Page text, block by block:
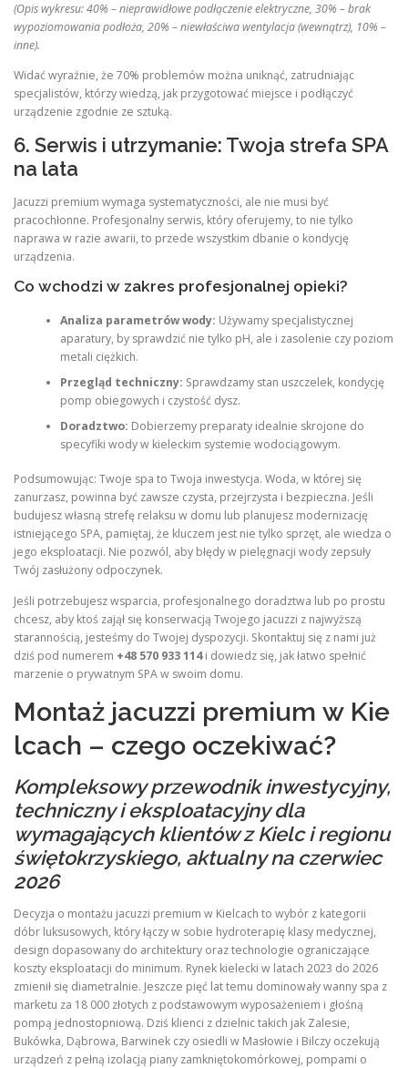
(Opis wykresu: 40% – nieprawidłowe podłączenie elektryczne, 30% – brak
wypoziomowania podłoża, 20% – niewłaściwa wentylacja (wewnątrz), 10% –
inne).
Widać wyraźnie, że 70% problemów można uniknąć, zatrudniając
specjalistów, którzy wiedzą, jak przygotować miejsce i podłączyć
urządzenie zgodnie ze sztuką.
6. Serwis i utrzymanie: Twoja strefa SPA
na lata
Jacuzzi premium wymaga systematyczności, ale nie musi być
pracochłonne. Profesjonalny serwis, który oferujemy, to nie tylko
naprawa w razie awarii, to przede wszystkim dbanie o kondycję
urządzenia.
Co wchodzi w zakres profesjonalnej opieki?
Analiza parametrów wody: Używamy specjalistycznej
aparatury, by sprawdzić nie tylko pH, ale i zasolenie czy poziom
metali ciężkich.
Przegląd techniczny: Sprawdzamy stan uszczelek, kondycję
pomp obiegowych i czystość dysz.
Doradztwo: Dobierzemy preparaty idealnie skrojone do
specyfiki wody w kieleckim systemie wodociągowym.
Podsumowując: Twoje spa to Twoja inwestycja. Woda, w której się
zanurzasz, powinna być zawsze czysta, przejrzysta i bezpieczna. Jeśli
budujesz własną strefę relaksu w domu lub planujesz modernizację
istniejącego SPA, pamiętaj, że kluczem jest nie tylko sprzęt, ale wiedza o
jego eksploatacji. Nie pozwól, aby błędy w pielęgnacji wody zepsuły
Twój zasłużony odpoczynek.
Jeśli potrzebujesz wsparcia, profesjonalnego doradztwa lub po prostu
chcesz, aby ktoś zajął się konserwacją Twojego jacuzzi z najwyższą
starannością, jesteśmy do Twojej dyspozycji. Skontaktuj się z nami już
dziś pod numerem +48 570 933 114i dowiedz się, jak łatwo spełnić
marzenie o prywatnym SPA w swoim domu.
Montaż jacuzzi premium w Kie
lcach – czego oczekiwać?
Kompleksowy przewodnik inwestycyjny,
techniczny i eksploatacyjny dla
wymagających klientów z Kielc i regionu
świętokrzyskiego, aktualny na czerwiec
2026
Decyzja o montażu jacuzzi premium w Kielcach to wybór z kategorii
dóbr luksusowych, który łączy w sobie hydroterapię klasy medycznej,
design dopasowany do architektury oraz technologie ograniczające
koszty eksploatacji do minimum. Rynek kielecki w latach 2023 do 2026
zmienił się diametralnie. Jeszcze pięć lat temu dominowały wanny spa z
marketu za 18 000 złotych z podstawowym wyposażeniem i głośną
pompą jednostopniową. Dziś klienci z dzielnic takich jak Zalesie,
Bukówka, Dąbrowa, Barwinek czy osiedli w Masłowie i Bilczy oczekują
urządzeń z pełną izolacją piany zamkniętokomórkowej, pompami o